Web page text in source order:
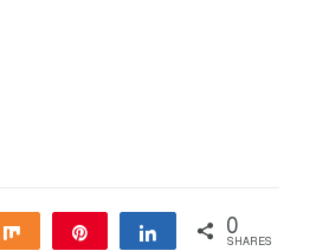
Share Share 0
SHARES